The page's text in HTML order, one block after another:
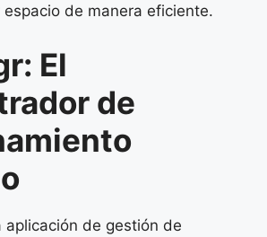
de manera eficiente.
El
de
aplicación de gestión de